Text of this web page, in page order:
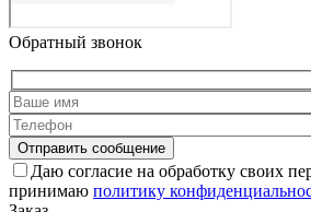
Обратный звонок
Имя
Телефон
Даю согласие на обработку своих
принимаю политику